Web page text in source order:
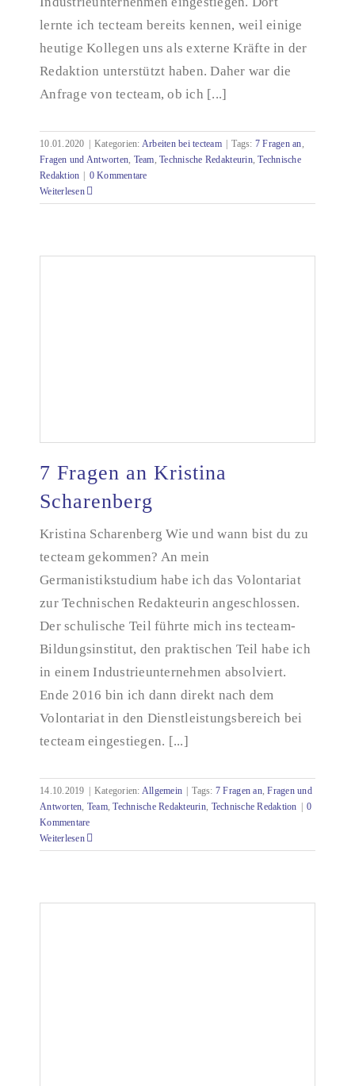
lernte ich tecteam bereits kennen, weil einige
heutige Kollegen uns als externe Kräfte in der
Redaktion unterstützt haben. Daher war die
Anfrage von tecteam, ob ich [...]
10.01.2020 Kategorien: Arbeiten bei tecteam Tags: 7 Fragen an,
Fragen und Antworten, Team,Technische Redakteurin,Technische
Redaktion
0 Kommentare
Weiterlesen
7 Fragen an Kristina Scharenberg
7 Fragen an Kristina
Scharenberg
Kristina Scharenberg Wie und wann bist du zu
tecteam gekommen? An mein
Germanistikstudium habe ich das Volontariat
zur Technischen Redakteurin angeschlossen.
Der schulische Teil führte mich ins tecteam-
Bildungsinstitut, den praktischen Teil habe ich
in einem Industrieunternehmen absolviert.
Ende 2016 bin ich dann direkt nach dem
Volontariat in den Dienstleistungsbereich bei
tecteam eingestiegen. [...]
14.10.2019 Kategorien: Allgemein Tags: 7 Fragen an,Fragen und
Antworten, Team,Technische Redakteurin, Technische Redaktion
0
Kommentare
Weiterlesen